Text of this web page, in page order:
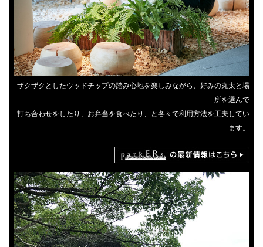
ザクザクとしたウッドチップの踏み心地を楽しみながら、好みの丸太と場
所を選んで
打ち合わせをしたり、お弁当を食べたり、と各々で利用方法を工夫してい
ます。